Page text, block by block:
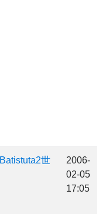
Batistuta2世
2006-
02-05
17:05